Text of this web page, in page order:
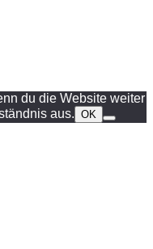
du die Website weiter
aus. OK